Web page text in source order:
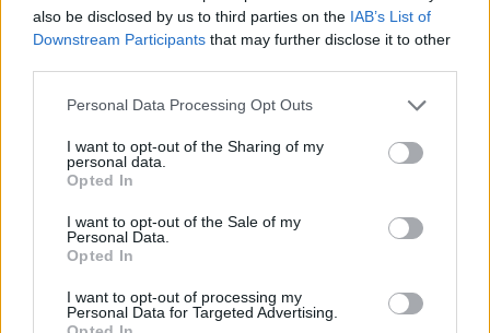
also be disclosed by us to third parties on the IAB’s List of
Downstream Participants that may further disclose it to other
Please note that this website/app uses one or more Google
not limited to your visit or usage behaviour. You may click to
grant or deny consent to Google and its third-party tags to
use your data for below specified purposes in below Google
consent section.
Personal Data Processing Opt Outs
I want to opt-out of the Sharing of my
personal data.
Opted In
I want to opt-out of the Sale of my
Personal Data.
Opted In
I want to opt-out of processing my
Personal Data for Targeted Advertising.
Μάβερικς ως Λέικερ.
φράγμα και των 51.000 πόντων
19/JAN/26 10:29
ΛεΜπρον Τζέιμς, ένα όνομα, ένα
legacy και 51.000+ πόντοι καριέρας
ΚΑΜΠΑΝΑ από το NBA